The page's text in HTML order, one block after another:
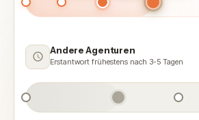
Andere Agenturen
Erstantwort frühestens nach 3-5 Tagen